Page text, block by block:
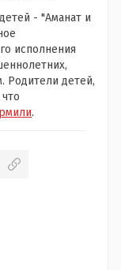
- "Аманат и
исполнения
Родители детей,
.